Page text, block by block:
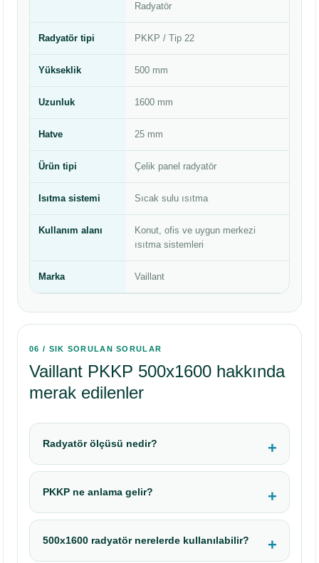
Radyatör
Radyatör tipi PKKP / Tip 22
Yükseklik 500 mm
Uzunluk 1600 mm
Hatve 25 mm
Ürün tipi Çelik panel radyatör
Isıtma sistemi Sıcak sulu ısıtma
Kullanım alanı
Konut, ofis ve uygun merkezi
ısıtma sistemleri
Marka Vaillant
06 / SIK SORULAN SORULAR
Vaillant PKKP 500x1600 hakkında
merak edilenler
Radyatör ölçüsü nedir?
PKKP ne anlama gelir?
500x1600 radyatör nerelerde kullanılabilir?